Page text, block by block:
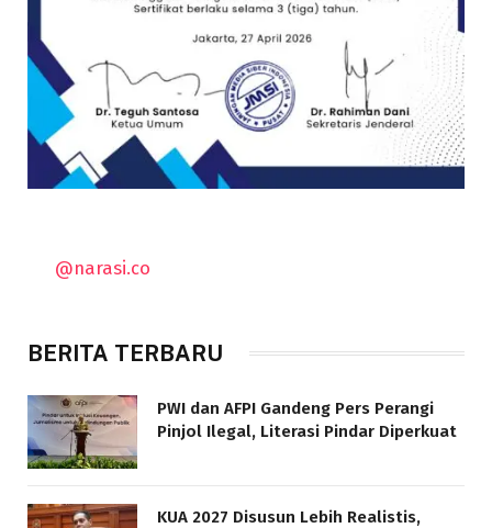
@narasi.co
BERITA TERBARU
PWI dan AFPI Gandeng Pers Perangi
Pinjol Ilegal, Literasi Pindar Diperkuat
KUA 2027 Disusun Lebih Realistis,